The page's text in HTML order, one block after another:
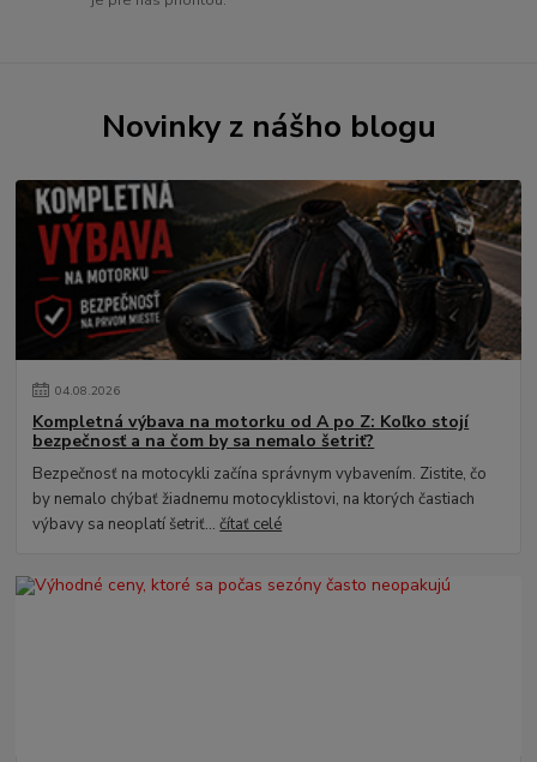
Novinky z nášho blogu
04.08.2026
Kompletná výbava na motorku od A po Z: Koľko stojí
bezpečnosť a na čom by sa nemalo šetriť?
Bezpečnosť na motocykli začína správnym vybavením. Zistite, čo
by nemalo chýbať žiadnemu motocyklistovi, na ktorých častiach
výbavy sa neoplatí šetriť...čítať celé